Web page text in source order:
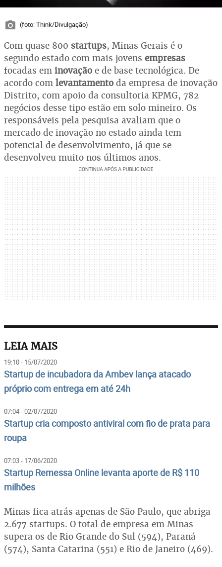
(foto: Think/Divulgação)
Com quase 800 startups, Minas Gerais é o
segundo estado com mais jovens empresas
focadas em inovação e de base tecnológica. De
acordo com levantamento da empresa de inovação
Distrito, com apoio da consultoria KPMG, 782
negócios desse tipo estão em solo mineiro. Os
responsáveis pela pesquisa avaliam que o
mercado de inovação no estado ainda tem
potencial de desenvolvimento, já que se
desenvolveu muito nos últimos anos.
LEIA MAIS
19:10 - 15/07/2020
Startup de incubadora da Ambev lança atacado
próprio com entrega em até 24h
07:04 - 02/07/2020
Startup cria composto antiviral com fio de prata para
roupa
07:03 - 17/06/2020
Startup Remessa Online levanta aporte de R$ 110
milhões
Minas fica atrás apenas de São Paulo, que abriga
2.677 startups. O total de empresa em Minas
supera os de Rio Grande do Sul (594), Paraná
(574), Santa Catarina (551) e Rio de Janeiro (469).